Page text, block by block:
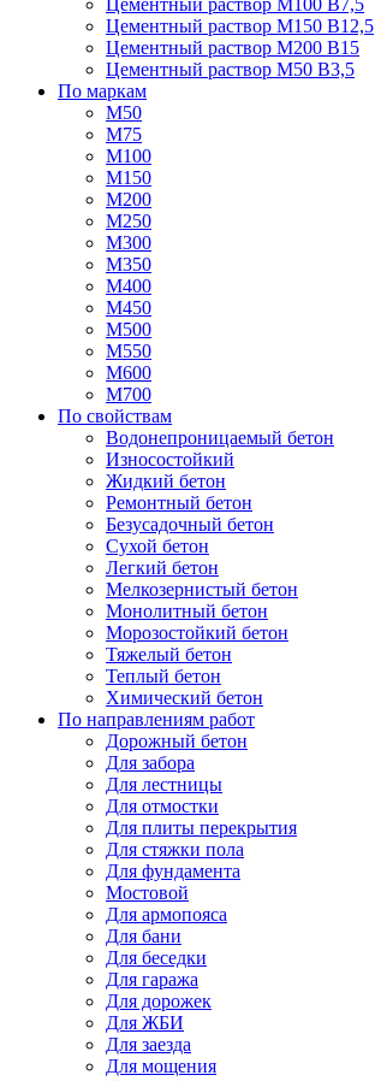
Цементный раствор М100 В7,5
Цементный раствор М150 В12,5
Цементный раствор М200 В15
Цементный раствор М50 В3,5
По маркам
М50
М75
М100
М150
М200
М250
М300
М350
М400
М450
М500
М550
М600
М700
По свойствам
Водонепроницаемый бетон
Износостойкий
Жидкий бетон
Ремонтный бетон
Безусадочный бетон
Сухой бетон
Легкий бетон
Мелкозернистый бетон
Монолитный бетон
Морозостойкий бетон
Тяжелый бетон
Теплый бетон
Химический бетон
По направлениям работ
Дорожный бетон
Для забора
Для лестницы
Для отмостки
Для плиты перекрытия
Для стяжки пола
Для фундамента
Мостовой
Для армопояса
Для бани
Для беседки
Для гаража
Для дорожек
Для ЖБИ
Для заезда
Для мощения